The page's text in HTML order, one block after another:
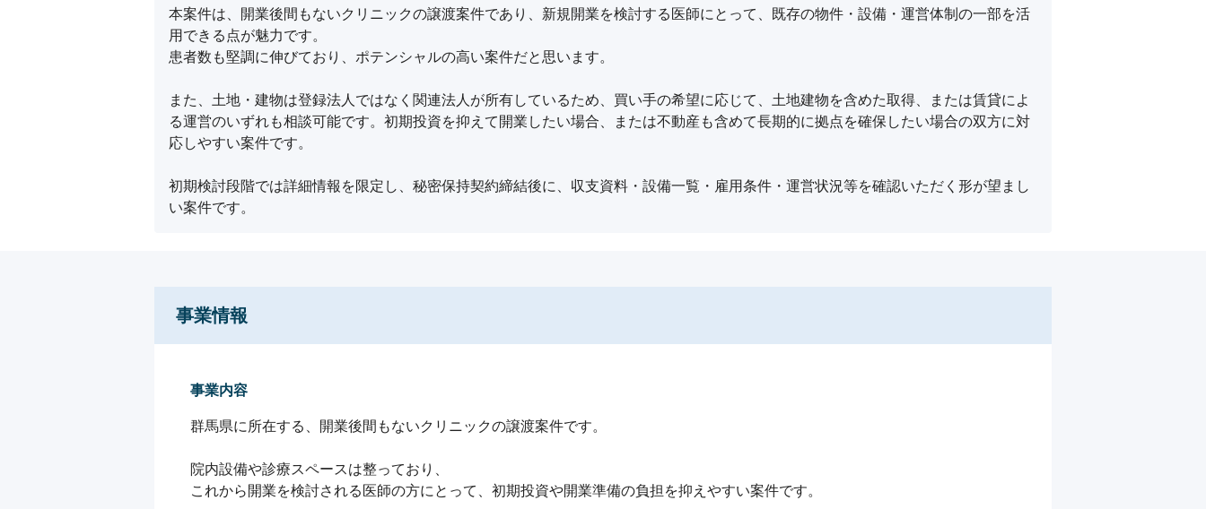
本案件は、開業後間もないクリニックの譲渡案件であり、新規開業を検討する医師にとって、既存の物件・設備・運営体制の一部を活
用できる点が魅力です。
患者数も堅調に伸びており、ポテンシャルの高い案件だと思います。
また、土地・建物は登録法人ではなく関連法人が所有しているため、買い手の希望に応じて、土地建物を含めた取得、または賃貸によ
る運営のいずれも相談可能です。初期投資を抑えて開業したい場合、または不動産も含めて長期的に拠点を確保したい場合の双方に対
応しやすい案件です。
初期検討段階では詳細情報を限定し、秘密保持契約締結後に、収支資料・設備一覧・雇用条件・運営状況等を確認いただく形が望まし
い案件です。
事業情報
事業内容
群馬県に所在する、開業後間もないクリニックの譲渡案件です。
院内設備や診療スペースは整っており、
これから開業を検討される医師の方にとって、初期投資や開業準備の負担を抑えやすい案件です。